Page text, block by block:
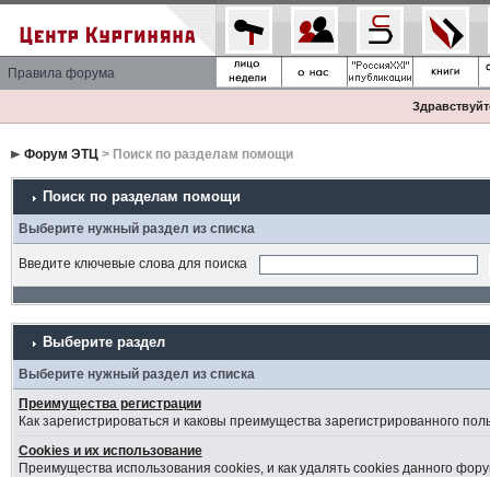
Правила форума
Форум ЭТЦ> Поиск по разделам помощи
Поиск по разделам помощи
Выберите нужный раздел из списка
Введите ключевые слова для поиска
Выберите раздел
Выберите нужный раздел из списка
Преимущества регистрации
Как зарегистрироваться и каковы преимущества зарегистрированного
Cookies и их использование
Преимущества использования cookies, и как удалять cookies данного